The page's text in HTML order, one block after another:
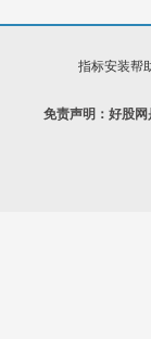
指标安装帮
免责声明：好股